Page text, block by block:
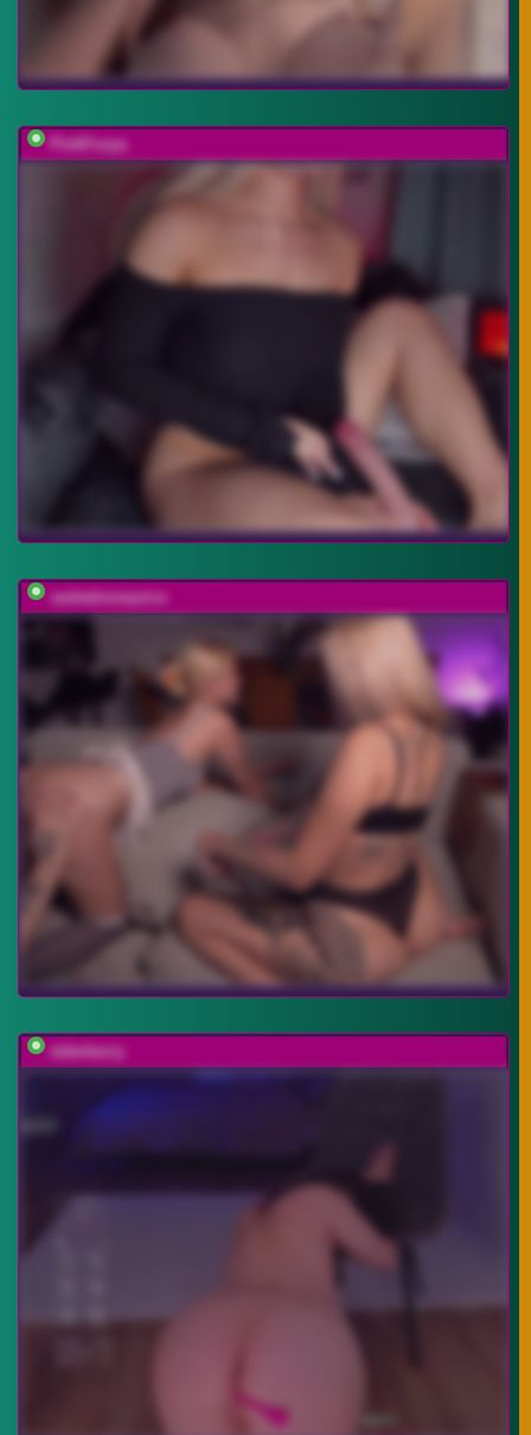
PinkFoxya
sashahoneyvice
elderberry